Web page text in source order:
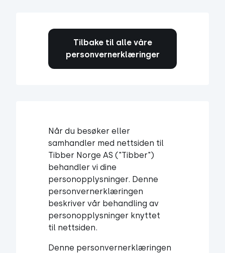
Tilbake til alle våre
personvernerklæringer
Når du besøker eller
samhandler med nettsiden til
Tibber Norge AS ("Tibber")
behandler vi dine
personopplysninger. Denne
personvernerklæringen
beskriver vår behandling av
personopplysninger knyttet
til nettsiden.
Denne personvernerklæringen